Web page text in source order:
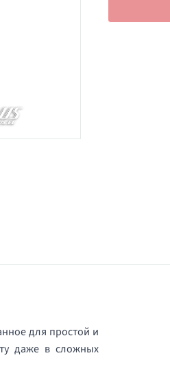
для простой и
даже в сложных